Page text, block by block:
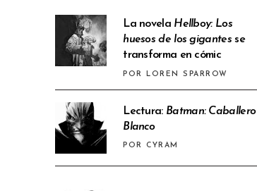
La novela Hellboy: Los
huesos de los gigantesse
transforma en cómic
POR LOREN SPARROW
Lectura: Batman: Caballero
Blanco
POR CYRAM